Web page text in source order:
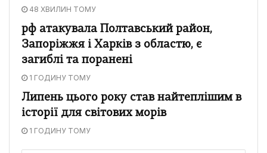
48 ХВИЛИН ТОМУ
рф атакувала Полтавський район,
Запоріжжя і Харків з областю, є
загиблі та поранені
1 ГОДИНУ ТОМУ
Липень цього року став найтеплішим в
історії для світових морів
1 ГОДИНУ ТОМУ